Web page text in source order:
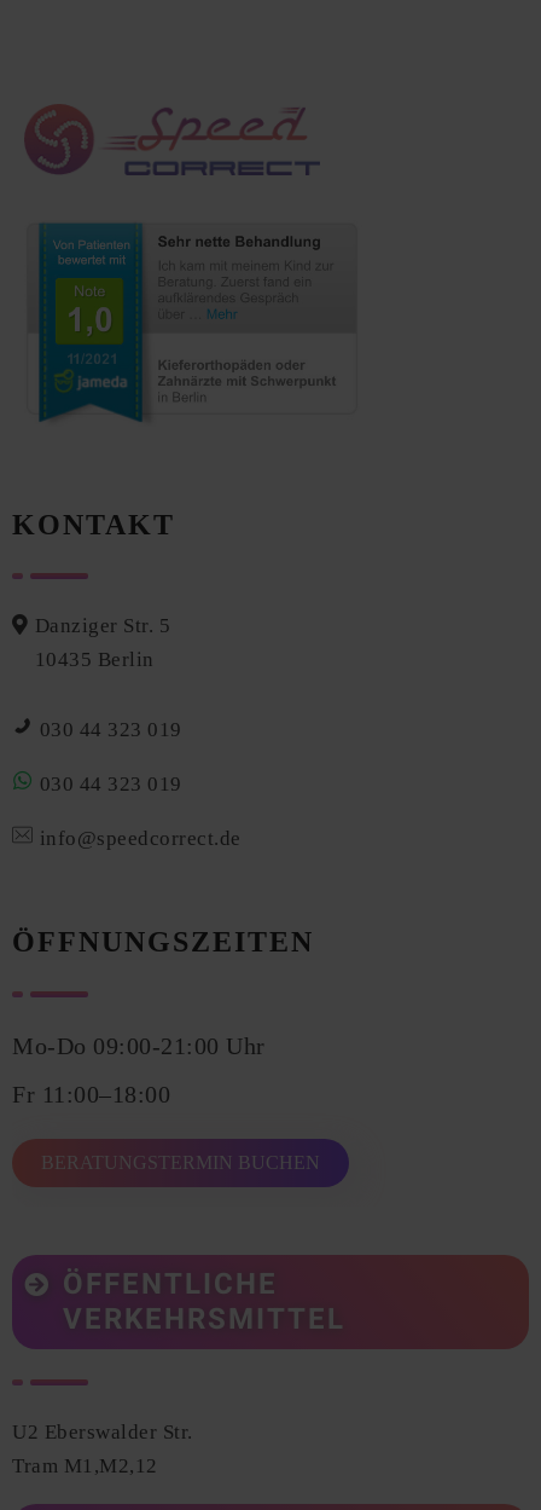
KONTAKT
Danziger Str. 5
10435 Berlin
030 44 323 019
030 44 323 019
info@speedcorrect.de
ÖFFNUNGSZEITEN
Mo-Do 09:00-21:00 Uhr
Fr 11:00–18:00
BERATUNGSTERMIN BUCHEN
ÖFFENTLICHE
VERKEHRSMITTEL
U2 Eberswalder Str.
Tram M1,M2,12